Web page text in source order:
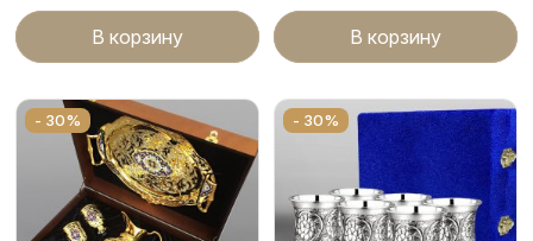
В корзину В корзину
- 30% - 30%